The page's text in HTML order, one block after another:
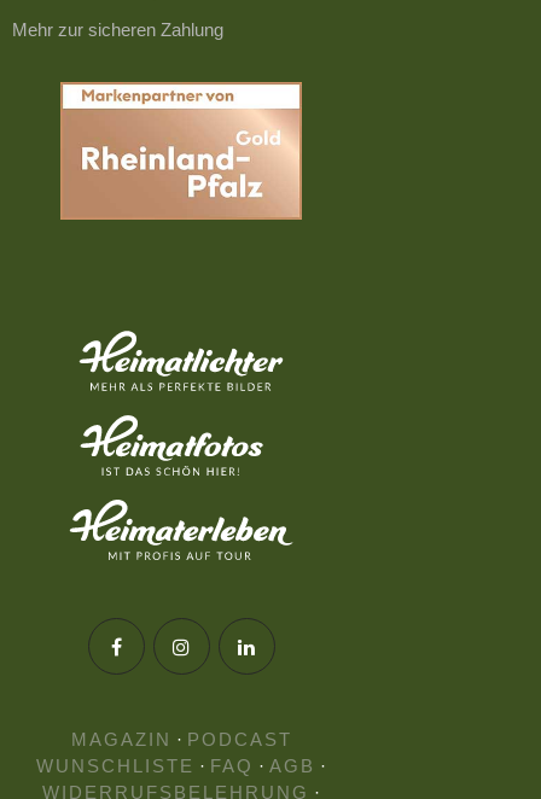
Mehr zur sicheren Zahlung
MAGAZIN · PODCAST
WUNSCHLISTE · FAQ · AGB ·
WIDERRUFSBELEHRUNG ·